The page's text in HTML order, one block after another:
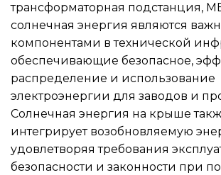
трансформаторная подстанция,
солнечная энергия являются
компонентами в технической
обеспечивающие безопасное,
распределение и использование
электроэнергии для заводов и
Солнечная энергия на крыше
интегрирует возобновляемую
удовлетворяя требования
безопасности и законности при